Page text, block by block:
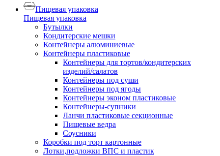
Пищевая упаковка
Пищевая упаковка
Бутылки
Кондитерские мешки
Контейнеры алюминиевые
Контейнеры пластиковые
Контейнеры для тортов/кондитерских
изделий/салатов
Контейнеры под суши
Контейнеры под ягоды
Контейнеры эконом пластиковые
Контейнеры-супники
Ланчи пластиковые секционные
Пищевые ведра
Соусники
Коробки под торт картонные
Лотки,подложки ВПС и пластик